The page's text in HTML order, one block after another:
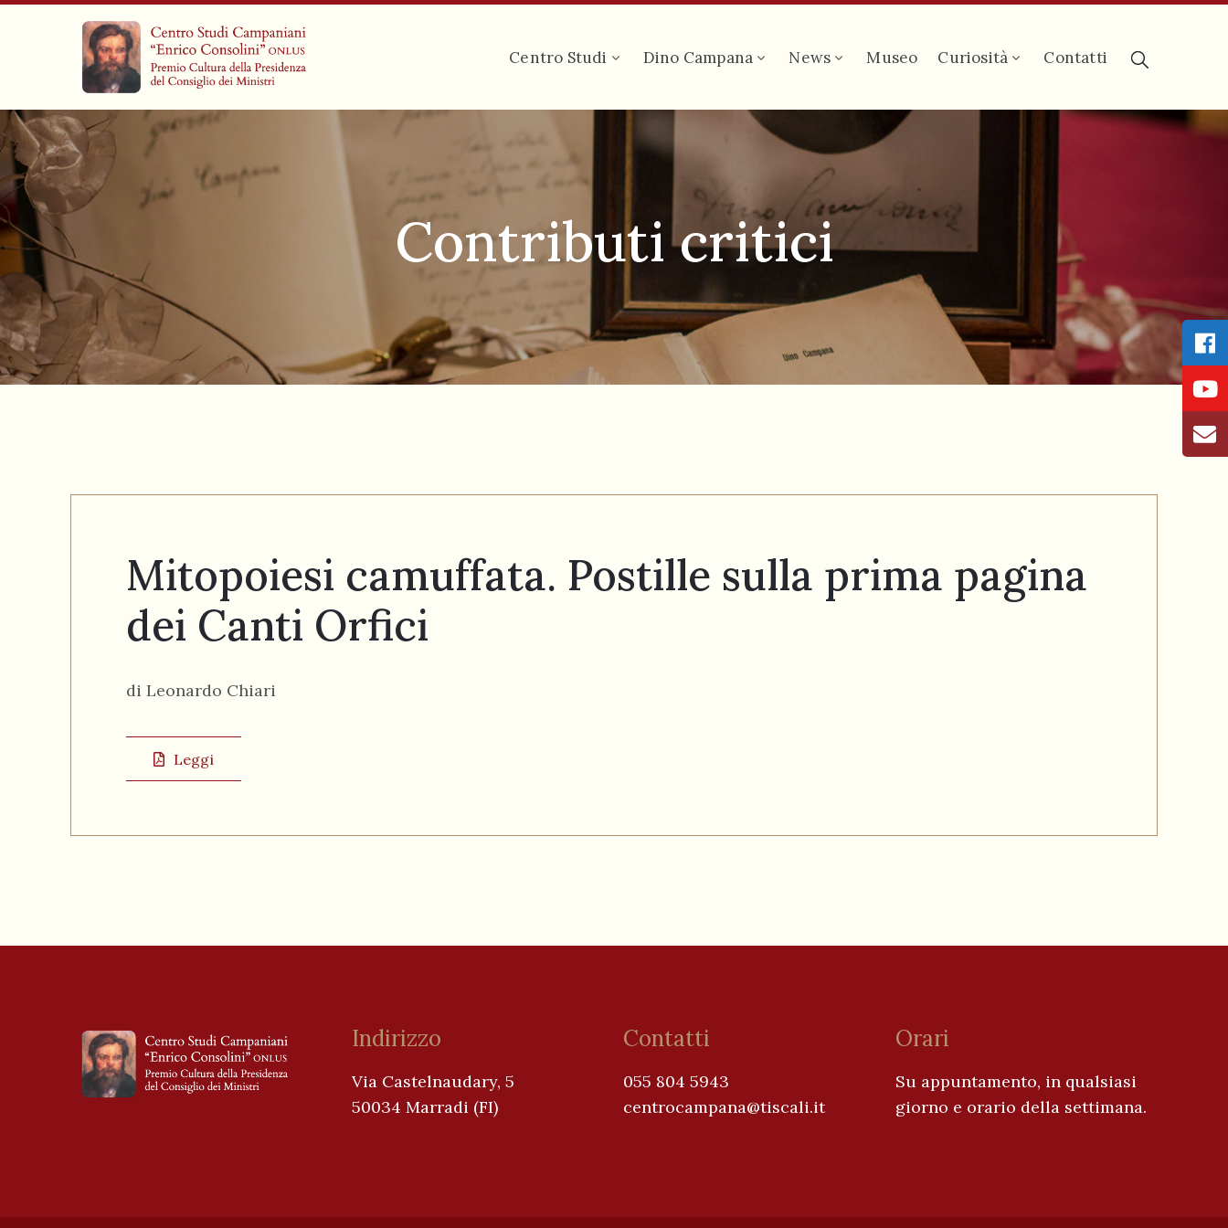
Centro Studi Dino Campana News Museo Curiosità Contatti
Contributi critici
Mitopoiesi camuffata. Postille sulla prima pagina
dei Canti Orfici
di Leonardo Chiari
Leggi
Indirizzo
Via Castelnaudary, 5
50034 Marradi (FI)
Contatti
055 804 5943
centrocampana@tiscali.it
Orari
Su appuntamento, in qualsiasi
giorno e orario della settimana.